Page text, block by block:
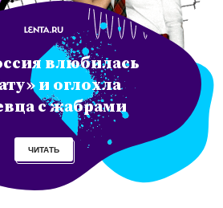
влюбилась
и оглохла
с жабрами
ЧИТАТЬ